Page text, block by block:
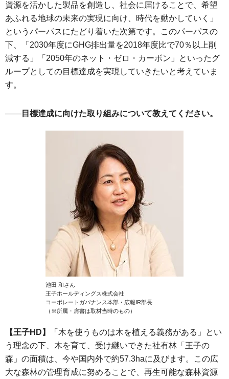
資源を活かした製品を創造し、社会に届けることで、希望
あふれる地球の未来の実現に向け、時代を動かしていく」
というパーパスにたどり着いた次第です。このパーパスの
下、「2030年度にGHG排出量を2018年度比で70％以上削
減する」「2050年のネット・ゼロ・カーボン」といったグ
ループとしての目標達成を実現していきたいと考えていま
す。
―― 目標達成に向けた取り組みについて教えてください。
池田 和さん
王子ホールディングス株式会社
コーポレートガバナンス本部・広報IR部長
（※所属・肩書は取材当時のもの）
【王子HD】
「木を使うものは木を植える義務がある」とい
う理念の下、木を育て、受け継いできた社有林「王子の
森」の面積は、今や国内外で約57.3haに及びます。この広
大な森林の管理育成に努めることで、再生可能な森林資源